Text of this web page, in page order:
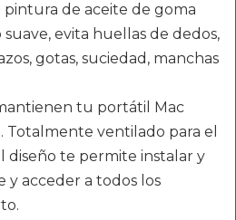
pintura de aceite de goma
evita huellas de dedos,
gotas, suciedad, manchas
tu portátil Mac
Totalmente ventilado para el
diseño te permite instalar y
acceder a todos los